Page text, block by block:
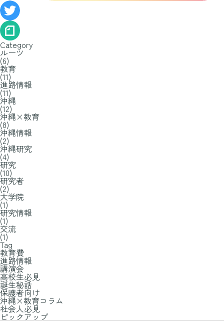
Category
ルーツ
(6)
教育
(11)
進路情報
(11)
沖縄
(12)
沖縄×教育
(8)
沖縄情報
(2)
沖縄研究
(4)
研究
(10)
研究者
(2)
大学院
(1)
研究情報
(1)
交流
(1)
Tag
教育費
進路情報
講演会
高校生必見
誕生秘話
保護者向け
沖縄×教育コラム
社会人必見
ピックアップ